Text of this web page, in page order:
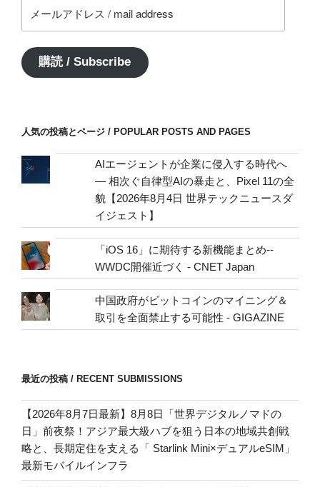
ー
ア
ド
address
購読 / Subscribe
人気の投稿とページ / POPULAR POSTS AND PAGES
AIエージェントが企業に侵入する時代へ
— 相次ぐ自律型AIの暴走と、Pixel 11の全
貌【2026年8月4日 世界テックニュースダ
イジェスト】
「iOS 16」に期待する新機能まとめ--
WWDC開催近づく - CNET Japan
中国政府がビットコインのマイニング＆
取引を全面禁止する可能性 - GIGAZINE
最近の投稿 / RECENT SUBMISSIONS
【2026年8月7日最新】8月8日「世界デジタルノマドの
日」前夜祭！アジア最大級ハブを狙う日本の地域共創戦
略と、長期定住を支える「 Starlink Mini×デュアルeSIM」
最新モバイルインフラ